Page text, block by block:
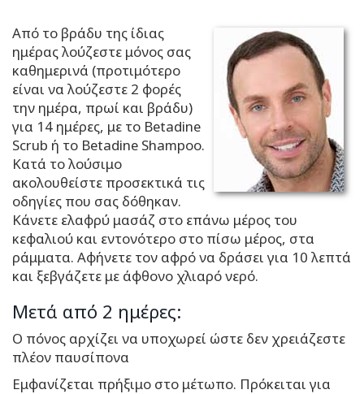
Από το βράδυ της ίδιας
ημέρας λούζεστε μόνος σας
καθημερινά (προτιμότερο
είναι να λούζεστε 2 φορές
την ημέρα, πρωί και βράδυ)
για 14 ημέρες, με το Betadine
Scrub ή το Betadine Shampoo.
Kατά το λούσιμο
ακολουθείστε προσεκτικά τις
οδηγίες που σας δόθηκαν.
Κάνετε ελαφρύ μασάζ στο επάνω μέρος του
κεφαλιού και εντονότερο στο πίσω μέρος, στα
ράμματα. Αφήνετε τον αφρό να δράσει για 10 λεπτά
και ξεβγάζετε με άφθονο χλιαρό νερό.
Μετά από 2 ημέρες:
Ο πόνος αρχίζει να υποχωρεί ώστε δεν χρειάζεστε
πλέον παυσίπονα
Εμφανίζεται πρήξιμο στο μέτωπο. Πρόκειται για